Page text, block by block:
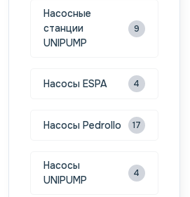
Насосные
станции
UNIPUMP
9
Насосы ESPA 4
Насосы Pedrollo 17
Насосы
UNIPUMP
4